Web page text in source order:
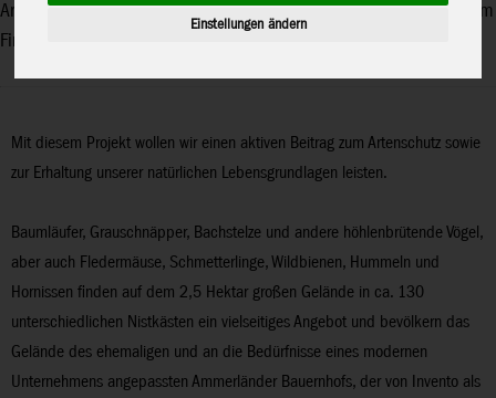
Einstellungen ändern
Arbeitsumfeld. Als Partner des NABU bieten wir Tieren auf unserem
Firmengelände artgerechte Lebensräume.
Mit diesem Projekt wollen wir einen aktiven Beitrag zum Artenschutz sowie
zur Erhaltung unserer natürlichen Lebensgrundlagen leisten.
Baumläufer, Grauschnäpper, Bachstelze und andere höhlenbrütende Vögel,
aber auch Fledermäuse, Schmetterlinge, Wildbienen, Hummeln und
Hornissen finden auf dem 2,5 Hektar großen Gelände in ca. 130
unterschiedlichen Nistkästen ein vielseitiges Angebot und bevölkern das
Gelände des ehemaligen und an die Bedürfnisse eines modernen
Unternehmens angepassten Ammerländer Bauernhofs, der von Invento als